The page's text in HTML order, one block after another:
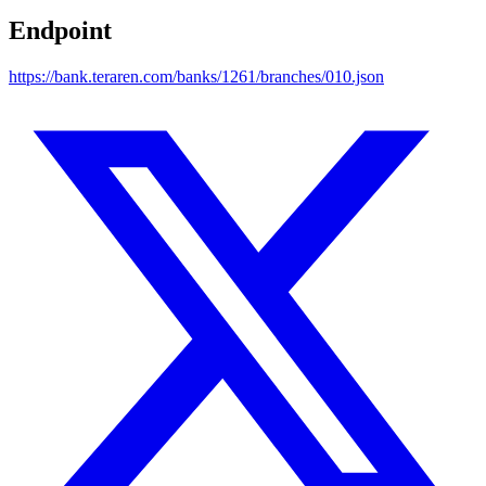
Endpoint
https://bank.teraren.com/banks/1261/branches/010.json